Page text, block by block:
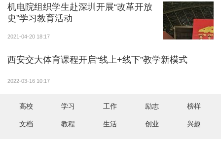
机电院组织学生赴深圳开展“改革开放
史”学习教育活动
2021-04-20 18:17
西安交大体育课程开启“线上+线下”教学新模式
2022-03-16 10:17
高校 学习 工作 励志 榜样
文档 教程 生活 创业 兴趣